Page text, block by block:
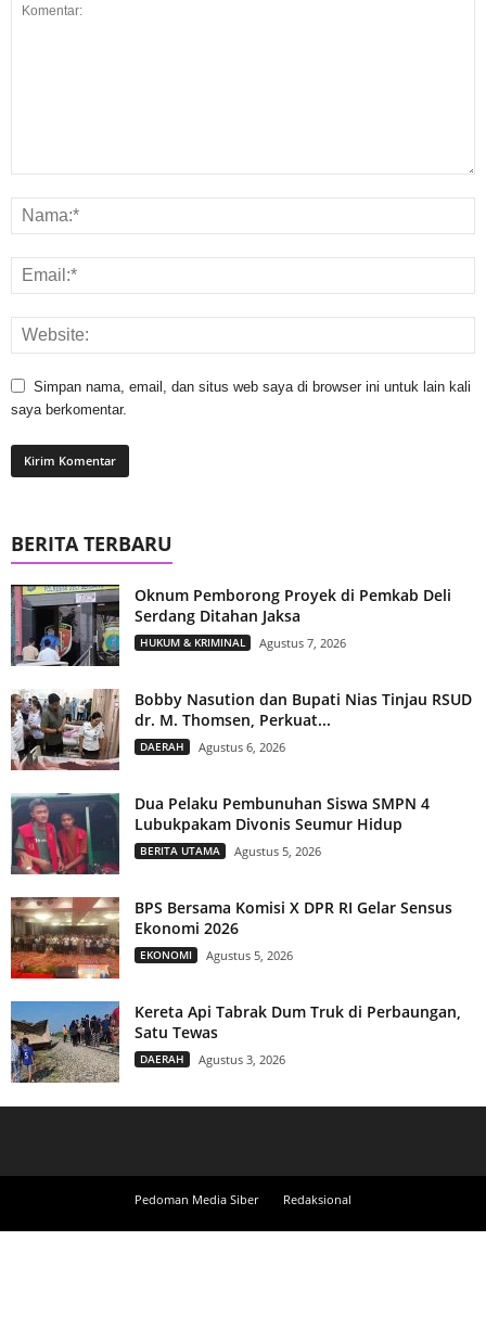
Simpan nama, email, dan situs web saya di browser ini untuk lain kali
saya berkomentar.
BERITA TERBARU
Oknum Pemborong Proyek di Pemkab Deli
Serdang Ditahan Jaksa
HUKUM & KRIMINAL Agustus 7, 2026
Bobby Nasution dan Bupati Nias Tinjau RSUD
dr. M. Thomsen, Perkuat...
DAERAH Agustus 6, 2026
Dua Pelaku Pembunuhan Siswa SMPN 4
Lubukpakam Divonis Seumur Hidup
BERITA UTAMA Agustus 5, 2026
BPS Bersama Komisi X DPR RI Gelar Sensus
Ekonomi 2026
EKONOMI Agustus 5, 2026
Kereta Api Tabrak Dum Truk di Perbaungan,
Satu Tewas
DAERAH Agustus 3, 2026
Pedoman Media Siber Redaksional